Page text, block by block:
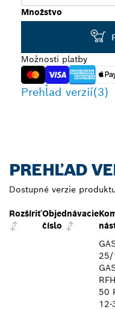
Množstvo
Možnosti platby
Prehľad verzií(3)
PREHĽAD
Dostupné verzie
RozšíriťObjednávacie
číslo
25/
50
12-